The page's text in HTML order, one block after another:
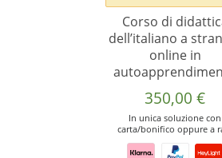
Corso di
dell’italiano a
online in
350,00€
In unica soluzione con
carta/bonifico oppure a